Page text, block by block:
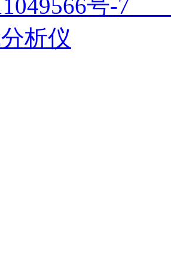
11049566号
析仪